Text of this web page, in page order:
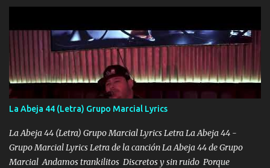
pa más pues hay charola les voy a dar hasta topar pues no hay de
otra Música Surcando bien mi camino voy por mi línea no veo a
los lados aquel que no corre vuela no se me duerm voy chicoteado
Ya pasé varias hazañas ya tienen rato que me agarran el colmillo
de este León los estatales no sé esperaron Al tiro esta la PrimiZa
también la nueve que cargo al lado doy la mano al que su amigo y
al traicionero damos pa abajo Y No me paran aquí hay pa más
pues hay charola les voy a dar hasta topar pues no hay de otra...
La Abeja 44 (Letra) Grupo Marcial Lyrics
La Abeja 44 (Letra) Grupo Marcial Lyrics Letra La Abeja 44 -
Grupo Marcial Lyrics Letra de la canción La Abeja 44 de Grupo
Marcial Andamos trankilitos Discretos y sin ruido Porque